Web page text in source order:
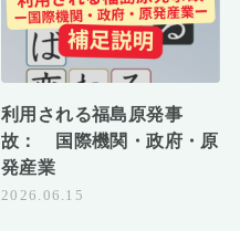
利用される福島原発事
故： 国際機関・政府・原
発産業
2026.06.15